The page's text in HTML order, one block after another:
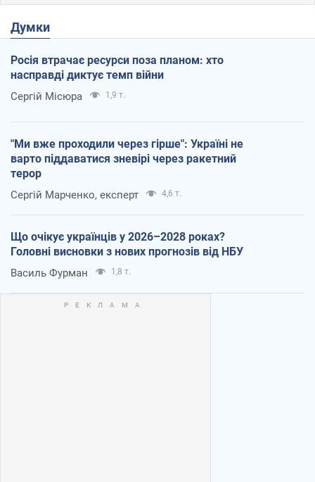
Думки
Росія втрачає ресурси поза планом: хто
насправді диктує темп війни
Сергій Місюра 1,9 т.
"Ми вже проходили через гірше": Україні не
варто піддаватися зневірі через ракетний
терор
Сергій Марченко, експерт 4,6 т.
Що очікує українців у 2026–2028 роках?
Головні висновки з нових прогнозів від НБУ
Василь Фурман 1,8 т.